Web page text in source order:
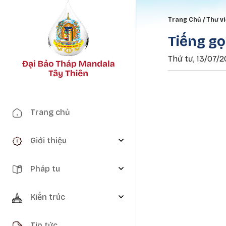
Main navigation
Trang chủ
Giới thiệu
Pháp tu
Kiến trúc
Trang Chủ Thư
Tiếng
Thứ tư, 13/07/